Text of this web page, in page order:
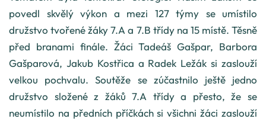
povedl skvělý výkon a mezi 127 týmy se umístilo
družstvo tvořené žáky 7.A a 7.B třídy na 15 místě. Těsně
před branami finále. Žáci Tadeáš Gašpar, Barbora
Gašparová, Jakub Kostřica a Radek Ležák si zaslouží
velkou pochvalu. Soutěže se zúčastnilo ještě jedno
družstvo složené z žáků 7.A třídy a přesto, že se
neumístilo na předních příčkách si všichni žáci zaslouží